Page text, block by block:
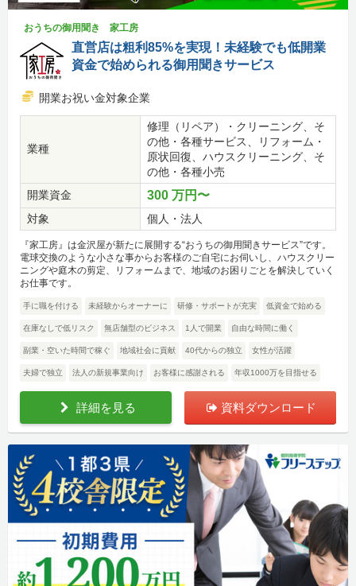
おうちの御用聞き 家工房
直営店は粗利85%を実現！未経験でも低開業
資金で始められる御用聞きサービス
開業お祝い金対象企業
業種
修理（リペア）・クリーニング、そ
の他・各種サービス、リフォーム・
原状回復、ハウスクリーニング、そ
の他・各種小売
開業資金
300 万円〜
対象 個人・法人
『家工房』は金沢屋が新たに展開する“おうちの御用聞きサービス”です。
電球交換のような小さな事からお客様のご自宅にお伺いし、ハウスクリー
ニングや庭木の剪定、リフォームまで、地域のお困りごとを解決していく
お仕事です。
手に職を付ける 未経験からオーナーに 研修・サポートが充実 低資金で始める
在庫なしで低リスク 無店舗型のビジネス 1人で開業 自由な時間に働く
副業・空いた時間で稼ぐ 地域社会に貢献 40代からの独立 女性が活躍
夫婦で独立 法人の新規事業向け お客様に感謝される 年収1000万を目指せる
詳細を見る 資料ダウンロード